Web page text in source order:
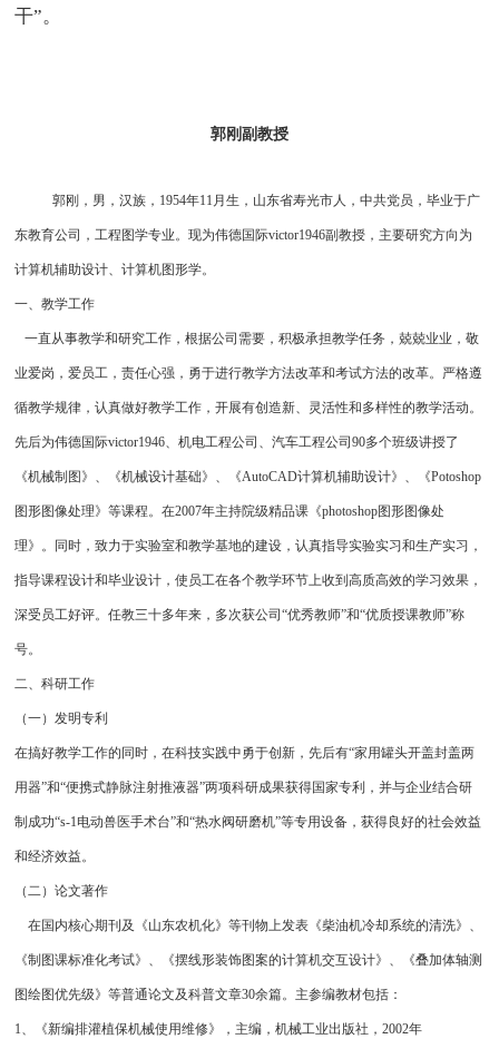
干”。
郭刚副教授
郭刚，男，汉族，1954年11月生，山东省寿光市人，中共党员，毕业于广
东教育公司，工程图学专业。现为伟德国际victor1946副教授，主要研究方向为
计算机辅助设计、计算机图形学。
一、教学工作
一直从事教学和研究工作，根据公司需要，积极承担教学任务，兢兢业业，敬
业爱岗，爱员工，责任心强，勇于进行教学方法改革和考试方法的改革。严格遵
循教学规律，认真做好教学工作，开展有创造新、灵活性和多样性的教学活动。
先后为伟德国际victor1946、机电工程公司、汽车工程公司90多个班级讲授了
《机械制图》、《机械设计基础》、《AutoCAD计算机辅助设计》、《Potoshop
图形图像处理》等课程。在2007年主持院级精品课《photoshop图形图像处
理》。同时，致力于实验室和教学基地的建设，认真指导实验实习和生产实习，
指导课程设计和毕业设计，使员工在各个教学环节上收到高质高效的学习效果，
深受员工好评。任教三十多年来，多次获公司“优秀教师”和“优质授课教师”称
号。
二、科研工作
（一）发明专利
在搞好教学工作的同时，在科技实践中勇于创新，先后有“家用罐头开盖封盖两
用器”和“便携式静脉注射推液器”两项科研成果获得国家专利，并与企业结合研
制成功“s-1电动兽医手术台”和“热水阀研磨机”等专用设备，获得良好的社会效益
和经济效益。
（二）论文著作
在国内核心期刊及《山东农机化》等刊物上发表《柴油机冷却系统的清洗》、
《制图课标准化考试》、《摆线形装饰图案的计算机交互设计》、《叠加体轴测
图绘图优先级》等普通论文及科普文章30余篇。主参编教材包括：
1、《新编排灌植保机械使用维修》，主编，机械工业出版社，2002年